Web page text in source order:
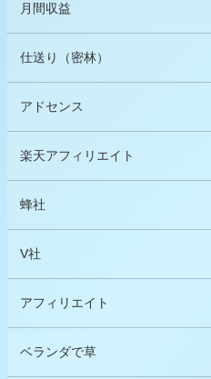
月間収益
仕送り（密林）
アドセンス
楽天アフィリエイト
蜂社
V社
アフィリエイト
ベランダで草